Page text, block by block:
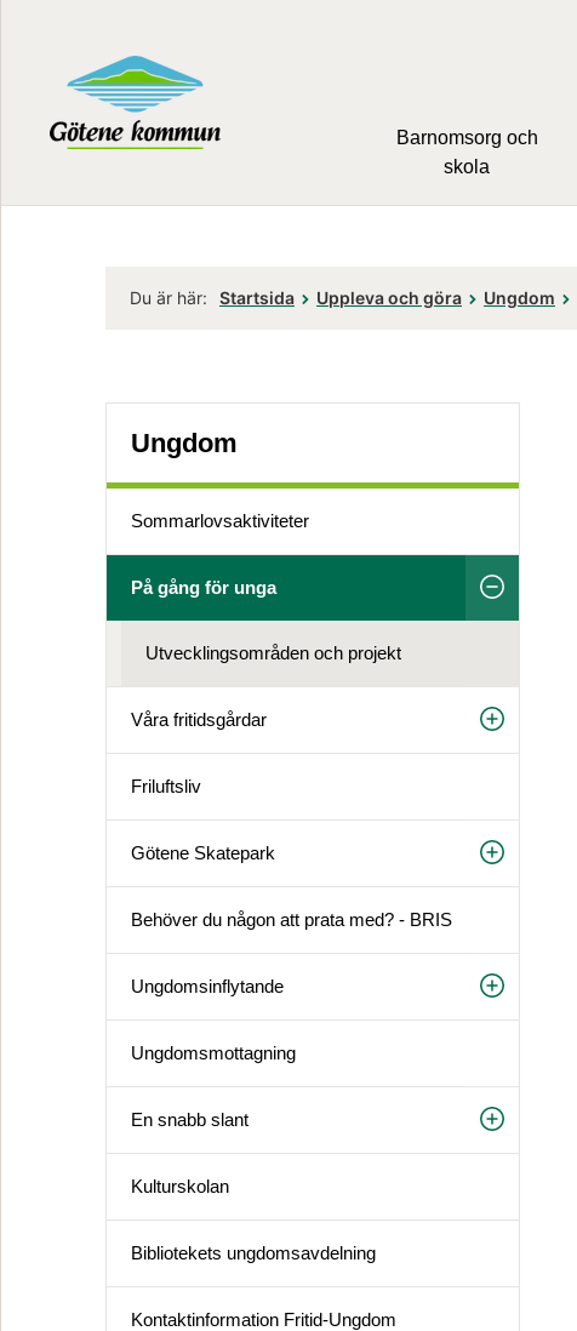
Barnomsorg och
skola
Du är här: Startsida Uppleva och göra Ungdom
Ungdom
Sommar­lovs­aktiviteter
På gång för unga
Utvecklingsområden och projekt
Våra fritidsgårdar
Friluftsliv
Götene Skatepark
Behöver du någon att prata med? - BRIS
Ungdomsinflytande
Ungdomsmottagning
En snabb slant
Kulturskolan
Bibliotekets ungdomsavdelning
Kontaktinformation Fritid-Ungdom